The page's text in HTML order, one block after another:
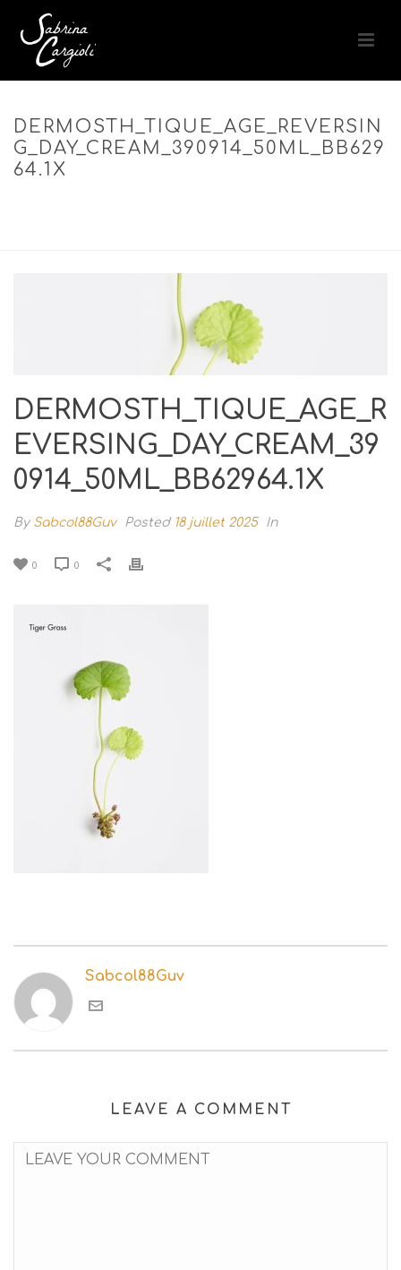
DERMOSTH_TIQUE_AGE_REVERSIN
G_DAY_CREAM_390914_50ML_BB629
64.1X
DERMOSTH_TIQUE_AGE_R
EVERSING_DAY_CREAM_39
0914_50ML_BB62964.1X
By Sabcol88Guv Posted 18 juillet 2025 In
0 0
Sabcol88Guv
LEAVE A COMMENT